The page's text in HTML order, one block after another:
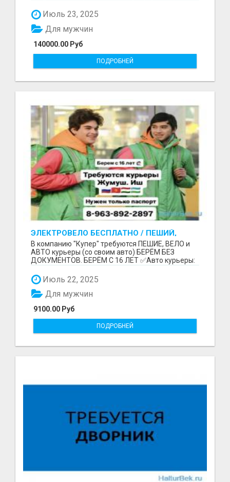
Июль 23, 2025
140000.00 Руб
Для мужчин
ПОДРОБНЕЙ
ЭЛЕКТРОВЕЛО БЕСПЛАТНО / ПЕШИЙ,
ВЕЛО, АВТО КУРЬЕРЛЕР / БЕРЕМ БЕЗ
ДОКУМЕНТОВ / ЛЮБОЙ РАЙОН / С 16 ЛЕТ
В компанию "Купер" требуются ПЕШИЕ, ВЕЛО и
АВТО курьеры (со своим авто) БЕРЁМ БЕЗ
ДОКУМЕНТОВ. БЕРЁМ С 16 ЛЕТ ✅Авто курьеры:
Июль 22, 2025
9100.00 Руб
Для мужчин
ПОДРОБНЕЙ